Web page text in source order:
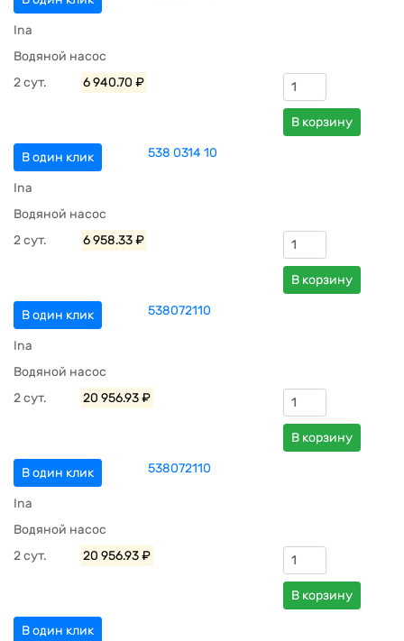
Ina
Водяной насос
2 сут.
6 940.70 ₽
В корзину
В один клик 538 0314 10
Ina
Водяной насос
2 сут.
6 958.33 ₽
В корзину
В один клик 538072110
Ina
Водяной насос
2 сут.
20 956.93 ₽
В корзину
В один клик 538072110
Ina
Водяной насос
2 сут.
20 956.93 ₽
В корзину
В один клик